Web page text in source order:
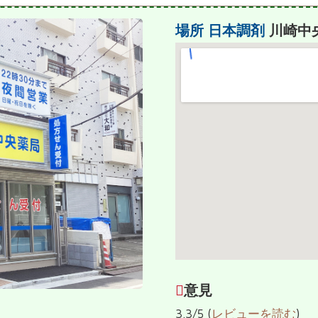
場所 日本調剤 川崎中
意見
3.3/5 (レビューを読む)